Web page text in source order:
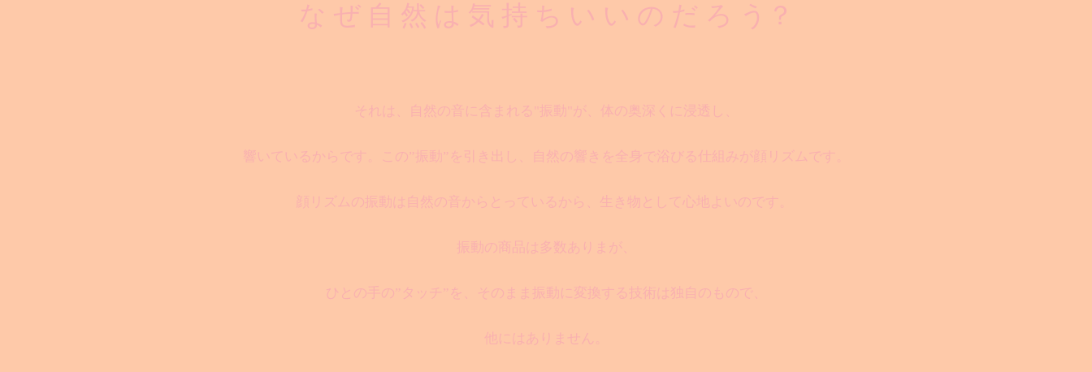
な ぜ 自 然 は 気 持 ち い い の だ ろ う？
それは、自然の音に含まれる"振動"が、体の奥深くに浸透し、
響いているからです。この”振動”を引き出し、自然の響きを全身で浴びる仕組みが顔リズムです。
顔リズムの振動は自然の音からとっているから、生き物として心地よいのです。
振動の商品は多数ありまが、
ひとの手の”タッチ”を、そのまま振動に変換する技術は独自のもので、
他にはありません。